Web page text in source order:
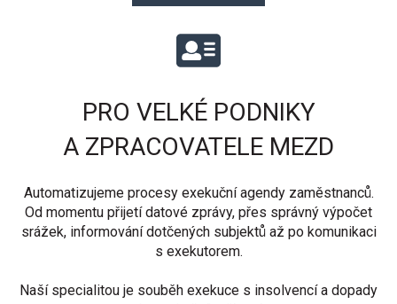
PRO VELKÉ PODNIKY
A ZPRACOVATELE MEZD
Automatizujeme procesy exekuční agendy zaměstnanců.
Od momentu přijetí datové zprávy, přes správný výpočet
srážek, informování dotčených subjektů až po komunikaci
s exekutorem.
Naší specialitou je souběh exekuce s insolvencí a dopady